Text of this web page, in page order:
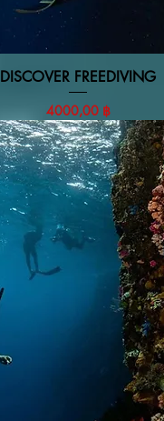
Vista rapida
DISCOVER FREEDIVING
Prezzo
4000,00 ฿